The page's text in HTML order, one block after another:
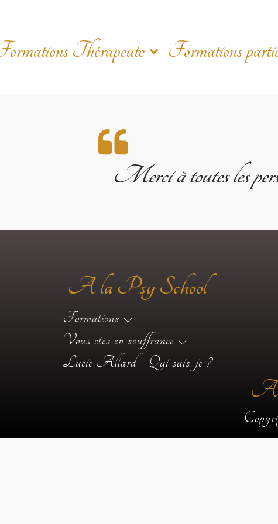
Thérapeute Formations
Merci à toutes les
A la Psy School
Formations
Vous etes en souffrance
Lucie Allard - Qui suis-je ?
A